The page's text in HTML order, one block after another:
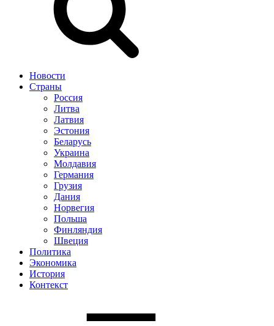
Новости
Страны
Россия
Литва
Латвия
Эстония
Беларусь
Украина
Молдавия
Германия
Грузия
Дания
Норвегия
Польша
Финляндия
Швеция
Политика
Экономика
История
Контекст